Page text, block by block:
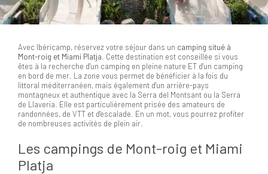
Avec Ibéricamp, réservez votre séjour dans un camping situé à
Mont-roig et Miami Platja . Cette destination est conseillée si vous
êtes à la recherche d'un camping en pleine nature ET d'un camping
en bord de mer. La zone vous permet de bénéficier à la fois du
littoral méditerranéen, mais également d'un arrière-pays
montagneux et authentique avec la Serra del Montsant ou la Serra
de Llaveria. Elle est particulièrement prisée des amateurs de
randonnées, de VTT et d'escalade. En un mot, vous pourrez profiter
de nombreuses activités de plein air.
Les campings de Mont-roig et Miami
Platja